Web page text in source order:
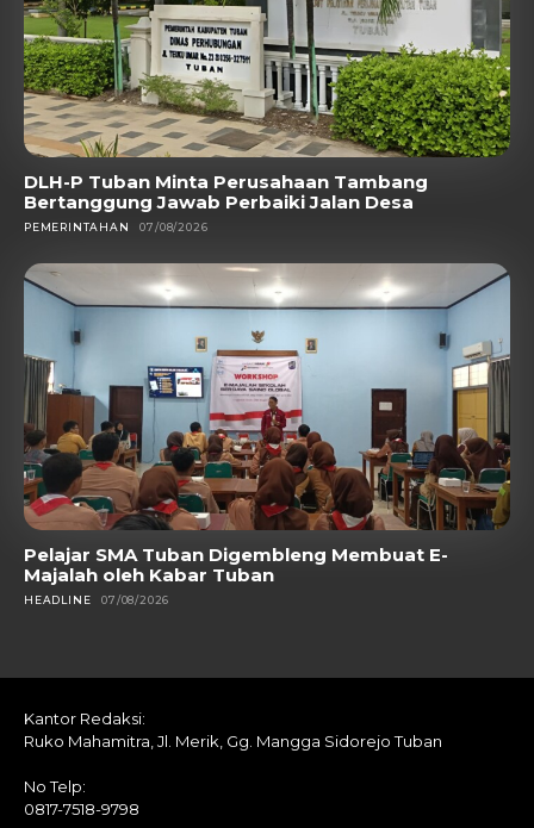
DLH-P Tuban Minta Perusahaan Tambang
Bertanggung Jawab Perbaiki Jalan Desa
PEMERINTAHAN 07/08/2026
Pelajar SMA Tuban Digembleng Membuat E-
Majalah oleh Kabar Tuban
HEADLINE 07/08/2026
Kantor Redaksi:
Ruko Mahamitra, Jl. Merik, Gg. Mangga Sidorejo Tuban
No Telp:
0817-7518-9798